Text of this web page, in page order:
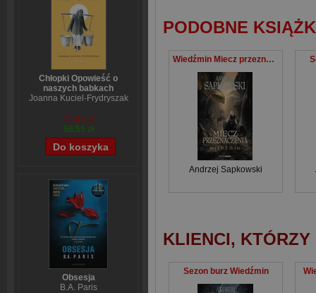
Chłopki Opowieść o
naszych babkach
Joanna Kuciel-Frydryszak
70,44 zł
56,55 zł
Obsesja
B.A. Paris
PODOBNE
Wiedźmin Miecz przeznaczenia
Andrzej Sapkowski
KLIENCI,
Sezon burz Wiedźmin